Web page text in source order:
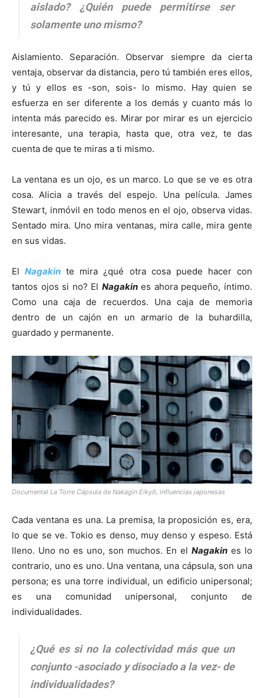
aislado? ¿Quién puede permitirse ser
solamente uno mismo?
Aislamiento. Separación. Observar siempre da cierta
ventaja, observar da distancia, pero tú también eres ellos,
y tú y ellos es -son, sois- lo mismo. Hay quien se
esfuerza en ser diferente a los demás y cuanto más lo
intenta más parecido es. Mirar por mirar es un ejercicio
interesante, una terapia, hasta que, otra vez, te das
cuenta de que te miras a ti mismo.
La ventana es un ojo, es un marco. Lo que se ve es otra
cosa. Alicia a través del espejo. Una película. James
Stewart, inmóvil en todo menos en el ojo, observa vidas.
Sentado mira. Uno mira ventanas, mira calle, mira gente
en sus vidas.
ElNagakin te mira ¿qué otra cosa puede hacer con
tantos ojos si no? El Nagakines ahora pequeño, íntimo.
Como una caja de recuerdos. Una caja de memoria
dentro de un cajón en un armario de la buhardilla,
guardado y permanente.
Documental La Torre Cápsula de Nakagin Eikyô, influencias japonesas
Cada ventana es una. La premisa, la proposición es, era,
lo que se ve. Tokio es denso, muy denso y espeso. Está
lleno. Uno no es uno, son muchos. En el Nagakin es lo
contrario, uno es uno. Una ventana, una cápsula, son una
persona; es una torre individual, un edificio unipersonal;
es una comunidad unipersonal, conjunto de
individualidades.
¿Qué es si no la colectividad más que un
conjunto -asociado y disociado a la vez- de
individualidades?